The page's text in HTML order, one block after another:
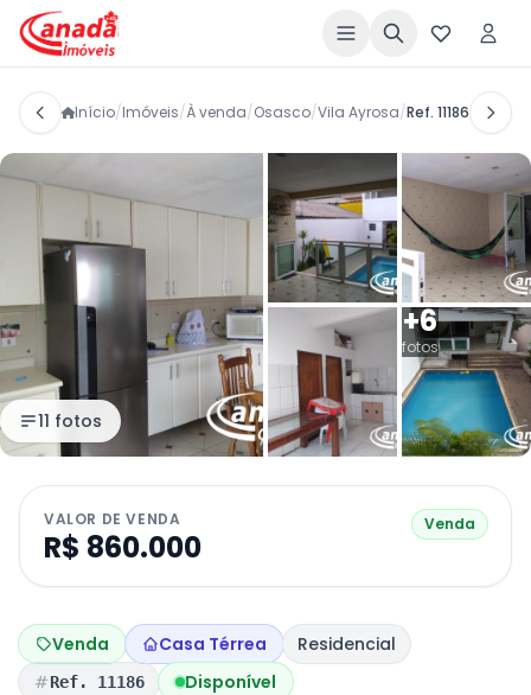
Início/Imóveis/À venda/Osasco/Vila Ayrosa/Ref. 11186
+6
fotos
11 fotos
VALOR DE VENDA
R$ 860.000
Venda
Venda Casa Térrea Residencial
Ref. 11186 Disponível